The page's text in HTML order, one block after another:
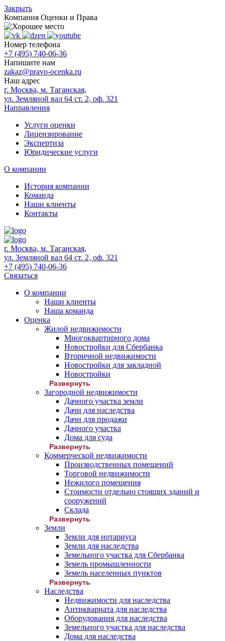
Закрыть
Компания Оценки и Права
Номер телефона
+7 (495) 740-06-36
Напишите нам
zakaz@pravo-ocenka.ru
Наш адрес
г. Москва, м. Таганская,
ул. Земляной вал 64 ст. 2, оф. 321
Направления
Услуги оценки
Лицензирование
Экспертиза
Юридические услуги
О компании
История компании
Команда
Наши клиенты
Контакты
г. Москва, м. Таганская,
ул. Земляной вал 64 ст. 2, оф. 321
+7 (495) 740-06-36
Связаться
О компании
Наши клиенты
Наша команда
Оценка
Жилой недвижимости
Многоквартирного дома
Новостройки для Сбербанка
Вторичной недвижимости
Новостройки для закладной
Новостройки
Развернуть
Загородной недвижимости
Дачного участка земли
Дачи для наследства
Дачи для продажи
Дачного участка
Дома для суда
Развернуть
Коммерческой недвижимости
Производственных помещений
Торговой недвижимости
Нежилого помещения
Стоимости отдельно стоящих зданий и
сооружений
Склада
Развернуть
Земли
Земли для нотариуса
Земли для наследства
Земельного участка для Сбербанка
Земель промышленности
Земель населенных пунктов
Развернуть
Наследства
Недвижимости для наследства
Антиквариата для наследства
Оборудования для наследства
Земельного участка для наследства
Дома для наследства